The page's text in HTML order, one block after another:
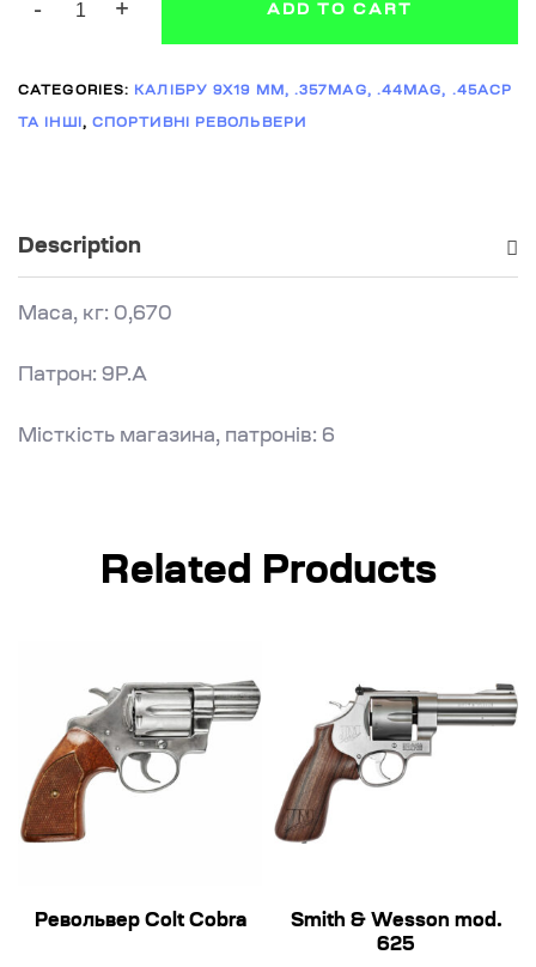
ADD TO CART
CATEGORIES: КАЛІБРУ 9X19 ММ, .357MAG, .44MAG, .45ACP
ТА ІНШІ , СПОРТИВНІ РЕВОЛЬВЕРИ
Description
Маса, кг: 0,670
Патрон: 9Р.А
Місткість магазина, патронів: 6
Related Products
Револьвер Colt Cobra
Smith & Wesson mod.
625